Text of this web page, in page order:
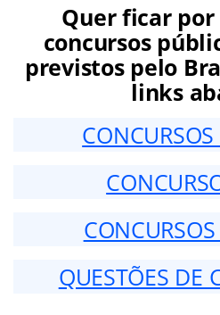
Quer ficar
concursos
previstos pelo
links
CONCURSOS
QUESTÕES DE